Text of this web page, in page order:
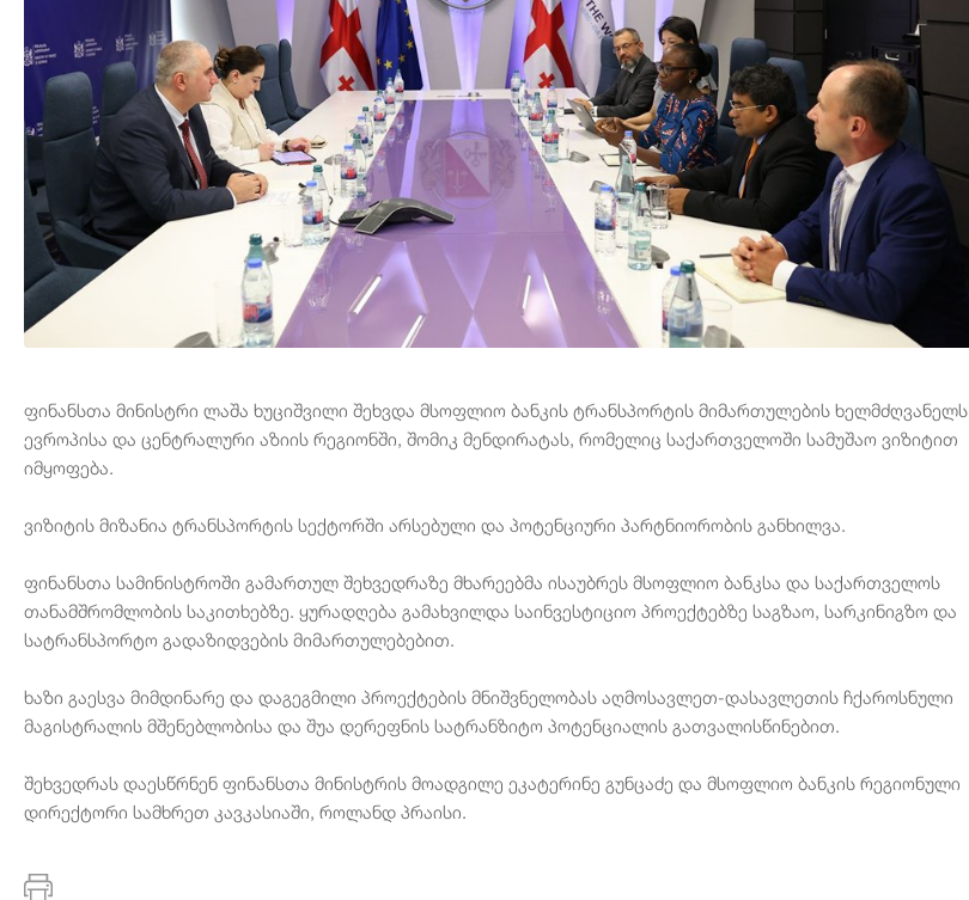
ფინანსთა მინისტრი ლაშა ხუციშვილი შეხვდა მსოფლიო ბანკის ტრანსპორტის მიმართულების ხელმძღვანელს
ევროპისა და ცენტრალური აზიის რეგიონში, შომიკ მენდირატას, რომელიც საქართველოში სამუშაო ვიზიტით
იმყოფება.
ვიზიტის მიზანია ტრანსპორტის სექტორში არსებული და პოტენციური პარტნიორობის განხილვა.
ფინანსთა სამინისტროში გამართულ შეხვედრაზე მხარეებმა ისაუბრეს მსოფლიო ბანკსა და საქართველოს
თანამშრომლობის საკითხებზე. ყურადღება გამახვილდა საინვესტიციო პროექტებზე საგზაო, სარკინიგზო და
სატრანსპორტო გადაზიდვების მიმართულებებით.
ხაზი გაესვა მიმდინარე და დაგეგმილი პროექტების მნიშვნელობას აღმოსავლეთ-დასავლეთის ჩქაროსნული
მაგისტრალის მშენებლობისა და შუა დერეფნის სატრანზიტო პოტენციალის გათვალისწინებით.
შეხვედრას დაესწრნენ ფინანსთა მინისტრის მოადგილე ეკატერინე გუნცაძე და მსოფლიო ბანკის რეგიონული
დირექტორი სამხრეთ კავკასიაში, როლანდ პრაისი.